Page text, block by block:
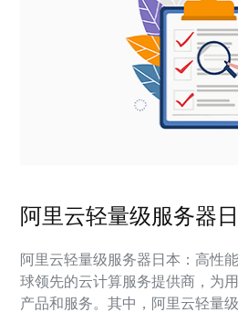
阿里云轻量级服务器
阿里云轻量级服务器日本：高性能可靠选择
球领先的云计算服务提供商，为
产品和服务。其中，阿里云轻量